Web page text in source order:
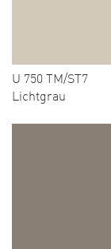
U 750 TM/ST7
Lichtgrau